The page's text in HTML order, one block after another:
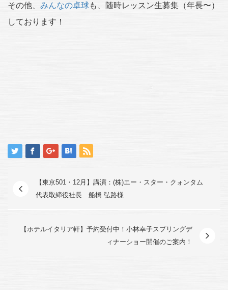
その他、 みんなの卓球も、随時レッスン生募集（年長〜）
しております！
【東京501・12月】講演：(株)エー・スター・クォンタム
代表取締役社長 船橋 弘路様
【ホテルイタリア軒】予約受付中！小林幸子スプリングデ
ィナーショー開催のご案内！